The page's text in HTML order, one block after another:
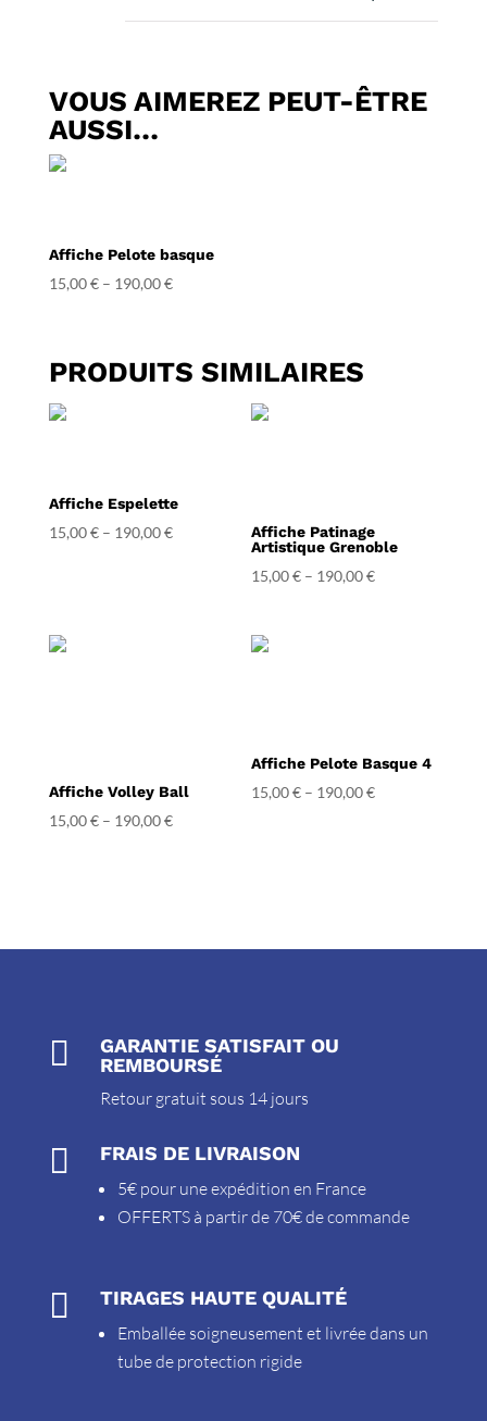
VOUS AIMEREZ PEUT-ÊTRE
AUSSI…
Affiche Pelote basque
15,00€– 190,00€
PRODUITS SIMILAIRES
Affiche Espelette
15,00€– 190,00€
Affiche Patinage
Artistique Grenoble
15,00€ – 190,00€
Affiche Volley Ball
15,00€– 190,00€
Affiche Pelote Basque 4
15,00€ – 190,00€

GARANTIE SATISFAIT OU
REMBOURSÉ
Retour gratuit sous 14 jours
 FRAIS DE LIVRAISON
5€ pour une expédition en France
OFFERTS à partir de 70€ de commande
 TIRAGES HAUTE QUALITÉ
Emballée soigneusement et livrée dans un
tube de protection rigide